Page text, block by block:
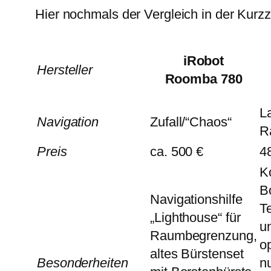
Hier nochmals der Vergleich in der
Hersteller
iRobot
Roomba 780
Navigation Zufall/“Chaos“
Preis
ca. 500 €
Besonderheiten
Navigationshilfe
„Lighthouse“ für
Raumbegrenzung,
altes Bürstenset